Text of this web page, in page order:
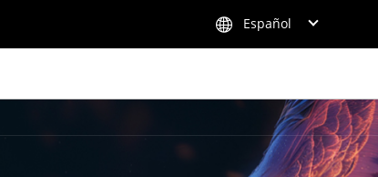
Español